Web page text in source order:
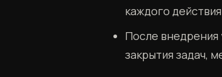
каждого
После
закрытия задач,